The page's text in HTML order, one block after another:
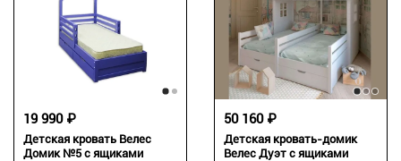
Детская кровать Велес
Домик №5 с ящиками
19 990 ₽
Детская кровать-домик
Велес Дуэт с ящиками
50 160 ₽